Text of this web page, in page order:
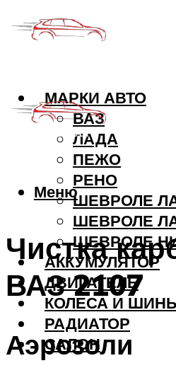
МАРКИ АВТО
ВАЗ
ЛАДА
ПЕЖО
РЕНО
ШЕВРОЛЕ
ШЕВРОЛЕ
ШЕВРОЛЕ
АККУМУЛЯТОР
ДВИГАТЕЛЬ
КОЛЕСА И
РАДИАТОР
САЛОН
Меню
Чистка
ВАЗ 2107
Аэрозоли